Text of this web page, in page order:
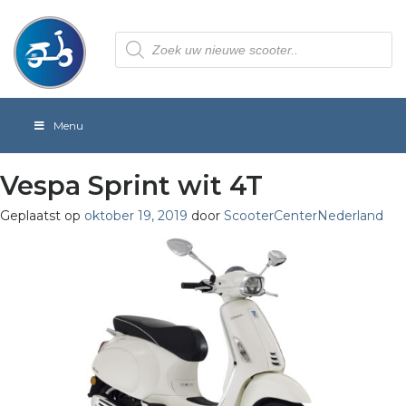
Producten
zoeken
Menu
Vespa Sprint wit 4T
Geplaatst op oktober 19, 2019 door ScooterCenterNederland